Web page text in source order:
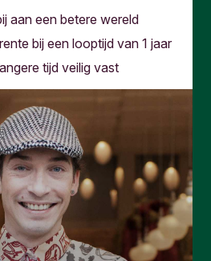
aan een betere wereld
bij een looptijd van 1 jaar
tijd veilig vast